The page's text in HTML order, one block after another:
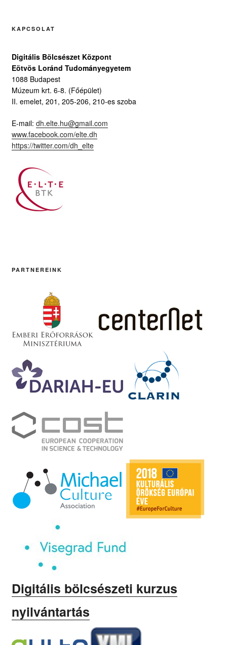
KAPCSOLAT
Digitális Bölcsészet Központ
Eötvös Loránd Tudományegyetem
1088 Budapest
Múzeum krt. 6-8. (Főépület)
II. emelet, 201, 205-206, 210-es szoba
E-mail: dh.elte.hu@gmail.com
www.facebook.com/elte.dh
https://twitter.com/dh_elte
PARTNEREINK
Digitális bölcsészeti kurzus
nyilvántartás